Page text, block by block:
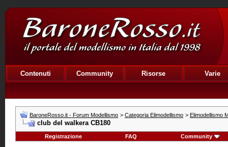
Contenuti Community Risorse Varie
BaroneRosso.it - Forum Modellismo > Categoria Elimodellismo > Elimodellismo
club del walkera CB180
Registrazione FAQ Community